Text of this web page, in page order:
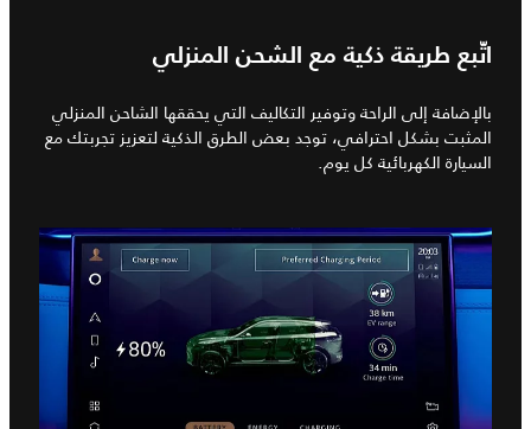
اتّبع طريقة ذكية مع الشحن المنزلي
بالإضافة إلى الراحة وتوفير التكاليف التي يحققها الشاحن المنزلي
المثبت بشكل احترافي، توجد بعض الطرق الذكية لتعزيز تجربتك مع
السيارة الكهربائية كل يوم.